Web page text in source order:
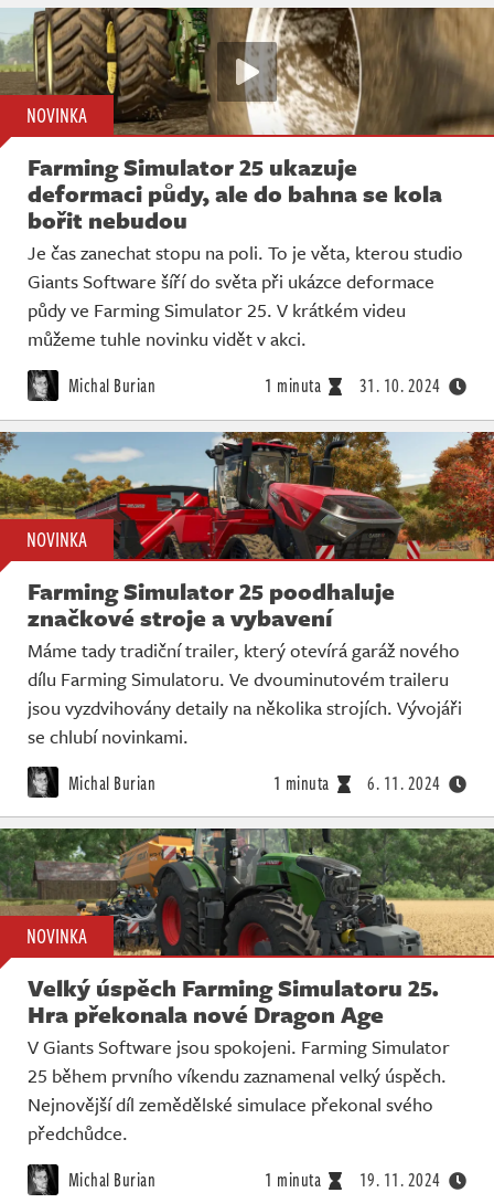
NOVINKA
Farming Simulator 25 ukazuje
deformaci půdy, ale do bahna se kola
bořit nebudou
Je čas zanechat stopu na poli. To je věta, kterou studio
Giants Software šíří do světa při ukázce deformace
půdy ve Farming Simulator 25. V krátkém videu
můžeme tuhle novinku vidět v akci.
Michal Burian 1 minuta 31. 10. 2024
NOVINKA
Farming Simulator 25 poodhaluje
značkové stroje a vybavení
Máme tady tradiční trailer, který otevírá garáž nového
dílu Farming Simulatoru. Ve dvouminutovém traileru
jsou vyzdvihovány detaily na několika strojích. Vývojáři
se chlubí novinkami.
Michal Burian 1 minuta 6. 11. 2024
NOVINKA
Velký úspěch Farming Simulatoru 25.
Hra překonala nové Dragon Age
V Giants Software jsou spokojeni. Farming Simulator
25 během prvního víkendu zaznamenal velký úspěch.
Nejnovější díl zemědělské simulace překonal svého
předchůdce.
Michal Burian 1 minuta 19. 11. 2024